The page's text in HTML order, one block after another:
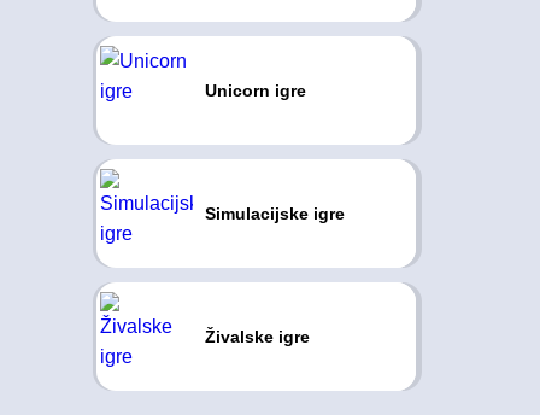
Unicorn igre
Simulacijske igre
Živalske igre